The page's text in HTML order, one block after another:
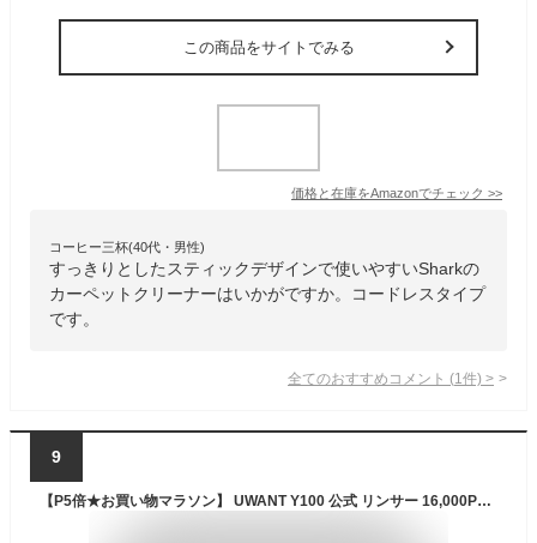
この商品をサイトでみる
価格と在庫をAmazonでチェック >>
コーヒー三杯(40代・男性)
すっきりとしたスティックデザインで使いやすいSharkの
カーペットクリーナーはいかがですか。コードレスタイプ
です。
全てのおすすめコメント (1 件) >
9
【P5倍★お買い物マラソン】 UWANT Y100 公式 リンサー 16,000Pa 強力吸引力 布製品 クリーナー 洗浄機 大掃除 絨毯 カーペット クリーニング 掃除機 バキュームクリーナー ペット ラグ ソファ 水掃除 車内 水で洗う カーペットクリーナー スチームクリーナー